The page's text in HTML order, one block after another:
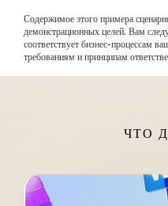
Содержимое этого примера
демонстрационных целей. Вам
соответствует бизнес-процессам
требованиям и принципам
ЧТО